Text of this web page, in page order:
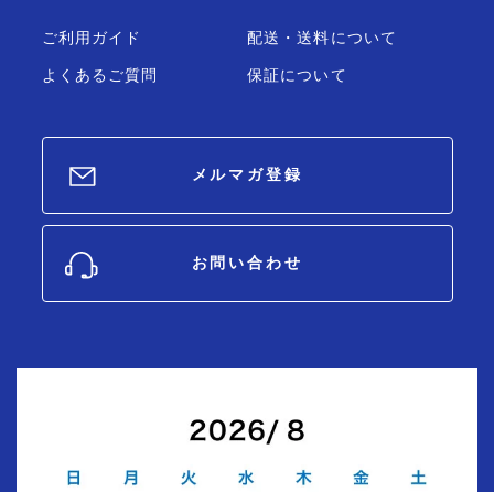
ご利用ガイド
よくあるご質問
配送・送料について
保証について
メルマガ登録
お問い合わせ